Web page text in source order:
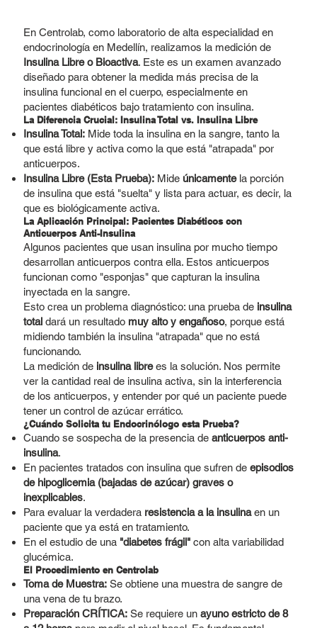
En Centrolab, como laboratorio de alta especialidad en
endocrinología en Medellín, realizamos la medición de
Insulina Libre o Bioactiva. Este es un examen avanzado
diseñado para obtener la medida más precisa de la
insulina funcional en el cuerpo, especialmente en
pacientes diabéticos bajo tratamiento con insulina.
La Diferencia Crucial: Insulina Total vs. Insulina Libre
Insulina Total:Mide toda la insulina en la sangre, tanto la
que está libre y activa como la que está "atrapada" por
anticuerpos.
Insulina Libre (Esta Prueba):Mide únicamentela porción
de insulina que está "suelta" y lista para actuar, es decir, la
que es biológicamente activa.
La Aplicación Principal: Pacientes Diabéticos con
Anticuerpos Anti-Insulina
Algunos pacientes que usan insulina por mucho tiempo
desarrollan anticuerpos contra ella. Estos anticuerpos
funcionan como "esponjas" que capturan la insulina
inyectada en la sangre.
Esto crea un problema diagnóstico: una prueba de insulina
totaldará un resultado muy alto y engañoso, porque está
midiendo también la insulina "atrapada" que no está
funcionando.
La medición de insulina librees la solución. Nos permite
ver la cantidad real de insulina activa, sin la interferencia
de los anticuerpos, y entender por qué un paciente puede
tener un control de azúcar errático.
¿Cuándo Solicita tu Endocrinólogo esta Prueba?
Cuando se sospecha de la presencia de anticuerpos anti-
insulina.
En pacientes tratados con insulina que sufren de episodios
de hipoglicemia (bajadas de azúcar) graves o
inexplicables.
Para evaluar la verdadera resistencia a la insulinaen un
paciente que ya está en tratamiento.
En el estudio de una "diabetes frágil"con alta variabilidad
glucémica.
El Procedimiento en Centrolab
Toma de Muestra:Se obtiene una muestra de sangre de
una vena de tu brazo.
Preparación CRÍTICA:Se requiere un ayuno estricto de 8